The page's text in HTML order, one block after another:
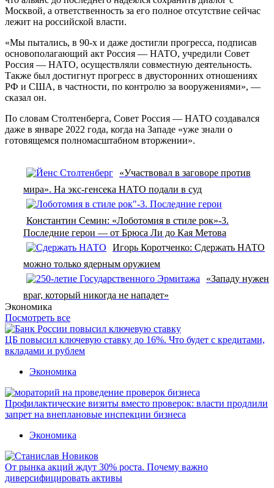
Москвой, а ответственность за его полное отсутствие сейчас
лежит на российской власти.
«Мы пытались, в 90-х и даже достигли прогресса, подписав
основополагающий акт Россия — НАТО, учредили Совет
Россия — НАТО, осуществляли совместную деятельность.
Также был достигнут прогресс в двусторонних отношениях
РФ и США, в частности, по контролю за вооружениями», —
сказал он.
По словам Столтенберга, Совет Россия — НАТО создавался
даже в январе 2022 года, когда на Западе «уже знали о
готовящемся полномасштабном вторжении».
«Участвовал в заговоре против
мира». На экс-генсека НАТО подали в суд
Константин Семин: «Лоботомия в стиле рок»-3.
Последние герои — от Брюса Ли до Кая Метова
Игорь Коротченко: Сдержать НАТО
можно только ядерным оружием
«Западу нужен
враг, который никогда не нападет»
Экономика
Посмотреть все
ЦБ повысил ключевую ставку до 16%. Что будет с кредитами,
вкладами и рублем
Экономика
Профилактические визиты вместо проверок: власти продлили
запрет на внеплановые инспекции бизнеса
Экономика
От рынка акций ждут 30% роста. Почему важно
диверсифицировать активы